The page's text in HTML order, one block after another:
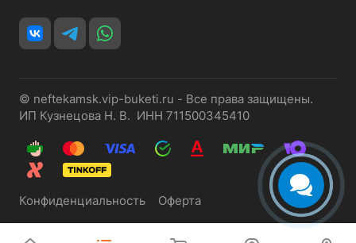
© neftekamsk.vip-buketi.ru - Все права защищены.
ИП Кузнецова Н. В. ИНН 711500345410
Конфиденциальность Оферта